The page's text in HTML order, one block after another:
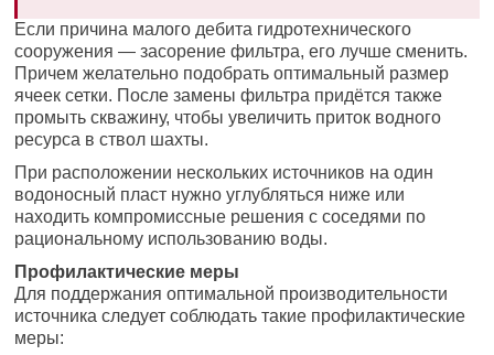
Если причина малого дебита гидротехнического
сооружения — засорение фильтра, его лучше сменить.
Причем желательно подобрать оптимальный размер
ячеек сетки. После замены фильтра придётся также
промыть скважину, чтобы увеличить приток водного
ресурса в ствол шахты.
При расположении нескольких источников на один
водоносный пласт нужно углубляться ниже или
находить компромиссные решения с соседями по
рациональному использованию воды.
Профилактические меры
Для поддержания оптимальной производительности
источника следует соблюдать такие профилактические
меры: